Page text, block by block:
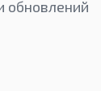
обновлений